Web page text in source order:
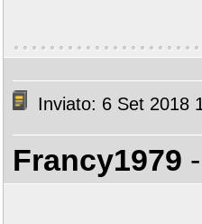
Inviato: 6 Set 2018
Francy1979